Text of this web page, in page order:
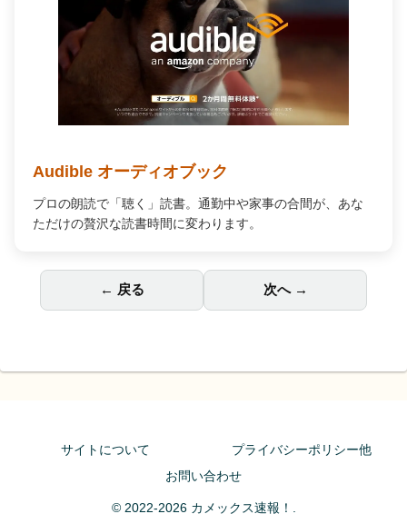
Audible オーディオブック
プロの朗読で「聴く」読書。通勤中や家事の合間が、あな
ただけの贅沢な読書時間に変わります。
← 戻る 次へ →
サイトについて
プライバシーポリシー他
お問い合わせ
© 2022-2026 カメックス速報！.